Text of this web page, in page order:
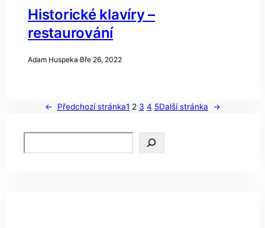
Historické klavíry –
restaurování
Adam Huspeka·Bře 26, 2022
← Předchozí stránka1 2 3 4 5Další stránka →